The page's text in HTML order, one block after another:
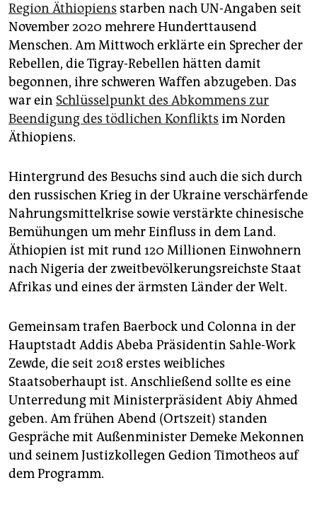
Region Äthiopiens starben nach UN-Angaben seit
November 2020 mehrere Hunderttausend
Menschen. Am Mittwoch erklärte ein Sprecher der
Rebellen, die Tigray-Rebellen hätten damit
begonnen, ihre schweren Waffen abzugeben. Das
war ein Schlüsselpunkt des Abkommens zur
Beendigung des tödlichen Konflikts im Norden
Äthiopiens.
Hintergrund des Besuchs sind auch die sich durch
den russischen Krieg in der Ukraine verschärfende
Nahrungsmittelkrise sowie verstärkte chinesische
Bemühungen um mehr Einfluss in dem Land.
Äthiopien ist mit rund 120 Millionen Einwohnern
nach Nigeria der zweitbevölkerungsreichste Staat
Afrikas und eines der ärmsten Länder der Welt.
Gemeinsam trafen Baerbock und Colonna in der
Hauptstadt Addis Abeba Präsidentin Sahle-Work
Zewde, die seit 2018 erstes weibliches
Staatsoberhaupt ist. Anschließend sollte es eine
Unterredung mit Ministerpräsident Abiy Ahmed
geben. Am frühen Abend (Ortszeit) standen
Gespräche mit Außenminister Demeke Mekonnen
und seinem Justizkollegen Gedion Timotheos auf
dem Programm.